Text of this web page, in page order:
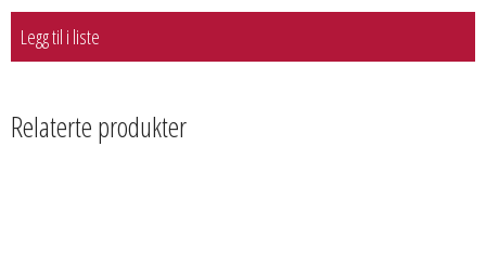
Legg til i liste
Relaterte produkter